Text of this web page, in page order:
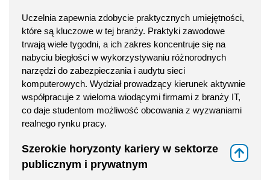
Uczelnia zapewnia zdobycie praktycznych umiejętności,
które są kluczowe w tej branży. Praktyki zawodowe
trwają wiele tygodni, a ich zakres koncentruje się na
nabyciu biegłości w wykorzystywaniu różnorodnych
narzędzi do zabezpieczania i audytu sieci
komputerowych. Wydział prowadzący kierunek aktywnie
współpracuje z wieloma wiodącymi firmami z branży IT,
co daje studentom możliwość obcowania z wyzwaniami
realnego rynku pracy.
Szerokie horyzonty kariery w sektorze
publicznym i prywatnym